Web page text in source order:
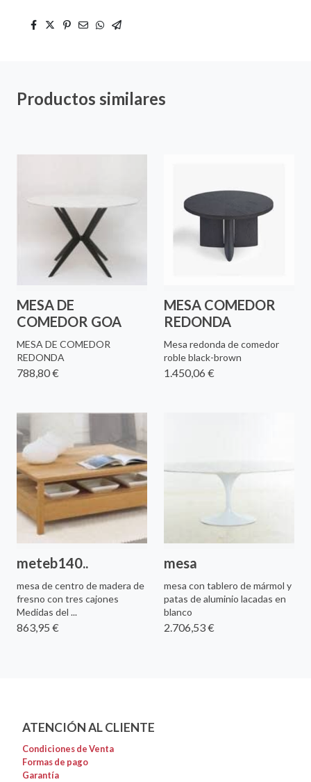
Productos similares
MESA DE
COMEDOR GOA
MESA DE COMEDOR
REDONDA
788,80 €
MESA COMEDOR
REDONDA
Mesa redonda de comedor
roble black-brown
1.450,06 €
meteb140..
mesa de centro de madera de
fresno con tres cajones
Medidas del ...
863,95 €
mesa
mesa con tablero de mármol y
patas de aluminio lacadas en
blanco
2.706,53 €
ATENCIÓN AL CLIENTE
Condiciones de Venta
Formas de pago
Garantía